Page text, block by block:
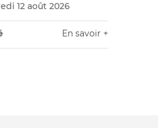
12 août 2026
En savoir +